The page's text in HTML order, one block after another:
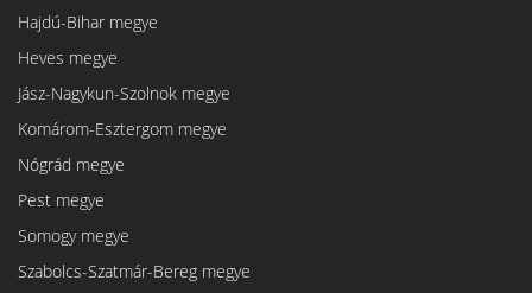
Hajdú-Bihar megye
Heves megye
Jász-Nagykun-Szolnok megye
Komárom-Esztergom megye
Nógrád megye
Pest megye
Somogy megye
Szabolcs-Szatmár-Bereg megye